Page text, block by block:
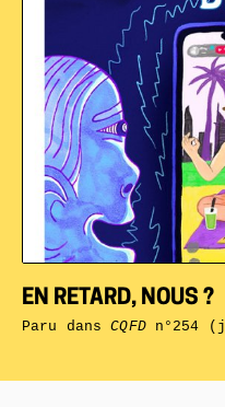
EN RETARD, NOUS ?
Paru dansCQFDn°254